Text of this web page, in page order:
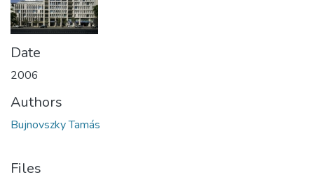
Date
2006
Authors
Bujnovszky Tamás
Files